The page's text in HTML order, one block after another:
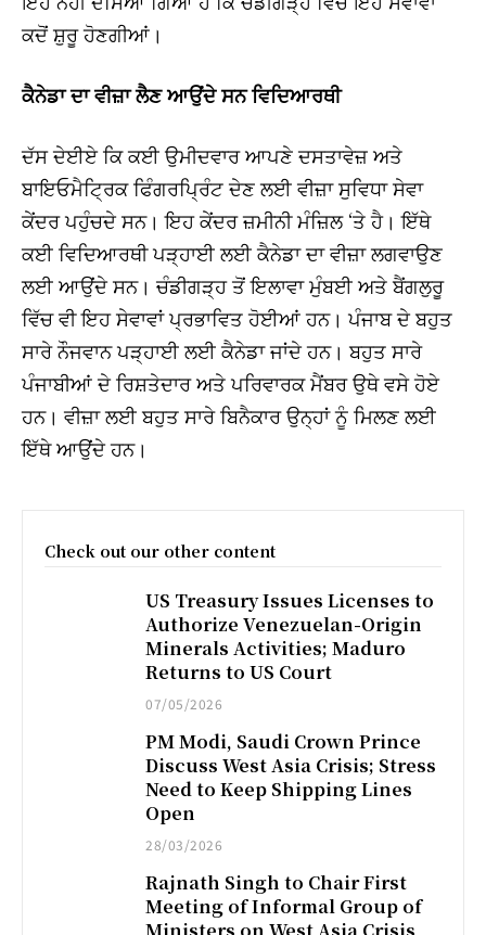
ਕਦੋਂ ਸ਼ੁਰੂ ਹੋਣਗੀਆਂ।
ਕੈਨੇਡਾ ਦਾ ਵੀਜ਼ਾ ਲੈਣ ਆਉਂਦੇ ਸਨ ਵਿਦਿਆਰਥੀ
ਦੱਸ ਦੇਈਏ ਕਿ ਕਈ ਉਮੀਦਵਾਰ ਆਪਣੇ ਦਸਤਾਵੇਜ਼ ਅਤੇ
ਬਾਇਓਮੈਟ੍ਰਿਕ ਫਿੰਗਰਪ੍ਰਿੰਟ ਦੇਣ ਲਈ ਵੀਜ਼ਾ ਸੁਵਿਧਾ ਸੇਵਾ
ਕੇਂਦਰ ਪਹੁੰਚਦੇ ਸਨ। ਇਹ ਕੇਂਦਰ ਜ਼ਮੀਨੀ ਮੰਜ਼ਿਲ ‘ਤੇ ਹੈ। ਇੱਥੇ
ਕਈ ਵਿਦਿਆਰਥੀ ਪੜ੍ਹਾਈ ਲਈ ਕੈਨੇਡਾ ਦਾ ਵੀਜ਼ਾ ਲਗਵਾਉਣ
ਲਈ ਆਉਂਦੇ ਸਨ। ਚੰਡੀਗੜ੍ਹ ਤੋਂ ਇਲਾਵਾ ਮੁੰਬਈ ਅਤੇ ਬੈਂਗਲੁਰੂ
ਵਿੱਚ ਵੀ ਇਹ ਸੇਵਾਵਾਂ ਪ੍ਰਭਾਵਿਤ ਹੋਈਆਂ ਹਨ। ਪੰਜਾਬ ਦੇ ਬਹੁਤ
ਸਾਰੇ ਨੌਜਵਾਨ ਪੜ੍ਹਾਈ ਲਈ ਕੈਨੇਡਾ ਜਾਂਦੇ ਹਨ। ਬਹੁਤ ਸਾਰੇ
ਪੰਜਾਬੀਆਂ ਦੇ ਰਿਸ਼ਤੇਦਾਰ ਅਤੇ ਪਰਿਵਾਰਕ ਮੈਂਬਰ ਉਥੇ ਵਸੇ ਹੋਏ
ਹਨ। ਵੀਜ਼ਾ ਲਈ ਬਹੁਤ ਸਾਰੇ ਬਿਨੈਕਾਰ ਉਨ੍ਹਾਂ ਨੂੰ ਮਿਲਣ ਲਈ
ਇੱਥੇ ਆਉਂਦੇ ਹਨ।
Check out our other content
US Treasury Issues Licenses to
Authorize Venezuelan-Origin
Minerals Activities; Maduro
Returns to US Court
07/05/2026
PM Modi, Saudi Crown Prince
Discuss West Asia Crisis; Stress
Need to Keep Shipping Lines
Open
28/03/2026
Rajnath Singh to Chair First
Meeting of Informal Group of
Ministers on West Asia Crisis